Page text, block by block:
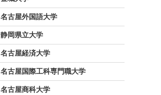
名古屋外国語大学
静岡県立大学
名古屋経済大学
名古屋国際工科専門職大学
名古屋商科大学